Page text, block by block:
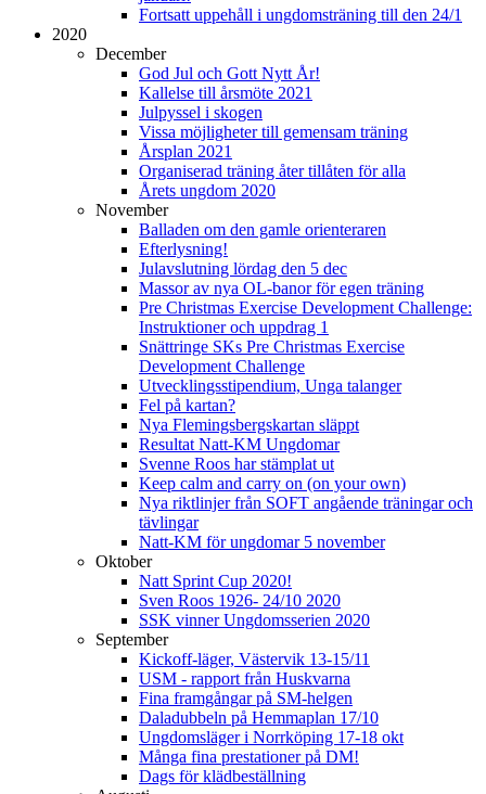
Fortsatt uppehåll i ungdomsträning till den 24/1
2020
December
God Jul och Gott Nytt År!
Kallelse till årsmöte 2021
Julpyssel i skogen
Vissa möjligheter till gemensam träning
Årsplan 2021
Organiserad träning åter tillåten för alla
Årets ungdom 2020
November
Balladen om den gamle orienteraren
Efterlysning!
Julavslutning lördag den 5 dec
Massor av nya OL-banor för egen träning
Pre Christmas Exercise Development Challenge:
Instruktioner och uppdrag 1
Snättringe SKs Pre Christmas Exercise
Development Challenge
Utvecklingsstipendium, Unga talanger
Fel på kartan?
Nya Flemingsbergskartan släppt
Resultat Natt-KM Ungdomar
Svenne Roos har stämplat ut
Keep calm and carry on (on your own)
Nya riktlinjer från SOFT angående träningar och
tävlingar
Natt-KM för ungdomar 5 november
Oktober
Natt Sprint Cup 2020!
Sven Roos 1926- 24/10 2020
SSK vinner Ungdomsserien 2020
September
Kickoff-läger, Västervik 13-15/11
USM - rapport från Huskvarna
Fina framgångar på SM-helgen
Daladubbeln på Hemmaplan 17/10
Ungdomsläger i Norrköping 17-18 okt
Många fina prestationer på DM!
Dags för klädbeställning